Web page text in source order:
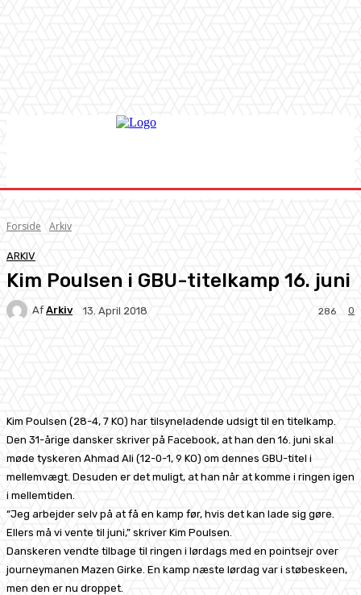
Forside Arkiv
ARKIV
Kim Poulsen i GBU-titelkamp 16. juni
Af Arkiv 13. April 2018 0
286
Kim Poulsen (28-4, 7 KO) har tilsyneladende udsigt til en titelkamp.
Den 31-årige dansker skriver på Facebook, at han den 16. juni skal
møde tyskeren Ahmad Ali (12-0-1, 9 KO) om dennes GBU-titel i
mellemvægt. Desuden er det muligt, at han når at komme i ringen igen
i mellemtiden.
“Jeg arbejder selv på at få en kamp før, hvis det kan lade sig gøre.
Ellers må vi vente til juni,” skriver Kim Poulsen.
Danskeren vendte tilbage til ringen i lørdags med en pointsejr over
journeymanen Mazen Girke. En kamp næste lørdag var i støbeskeen,
men den er nu droppet.